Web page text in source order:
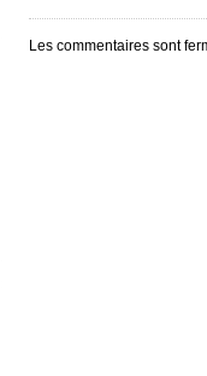
Les commentaires sont